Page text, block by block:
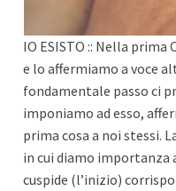
IO ESISTO :: Nella prima
e lo affermiamo a voce
fondamentale passo ci
imponiamo ad esso,
prima cosa a noi stessi.
in cui diamo importanza
cuspide (l’inizio)